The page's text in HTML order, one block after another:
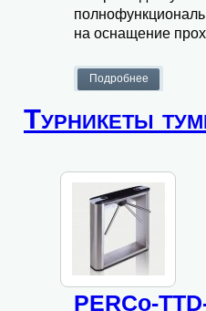
на оснащение
Турникеты
PERCo-